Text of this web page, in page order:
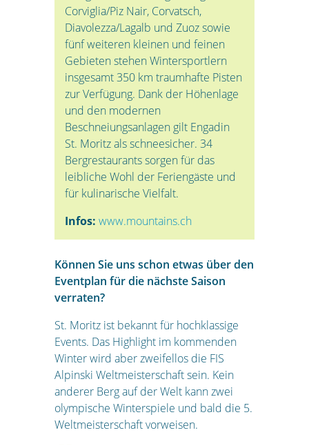
Corviglia/Piz Nair, Corvatsch,
Diavolezza/Lagalb und Zuoz sowie
fünf weiteren kleinen und feinen
Gebieten stehen Wintersportlern
insgesamt 350 km traumhafte Pisten
zur Verfügung. Dank der Höhenlage
und den modernen
Beschneiungsanlagen gilt Engadin
St. Moritz als schneesicher. 34
Bergrestaurants sorgen für das
leibliche Wohl der Feriengäste und
für kulinarische Vielfalt.
Infos: www.mountains.ch
Können Sie uns schon etwas über den
Eventplan für die nächste Saison
verraten?
St. Moritz ist bekannt für hochklassige
Events. Das Highlight im kommenden
Winter wird aber zweifellos die FIS
Alpinski Weltmeisterschaft sein. Kein
anderer Berg auf der Welt kann zwei
olympische Winterspiele und bald die 5.
Weltmeisterschaft vorweisen.